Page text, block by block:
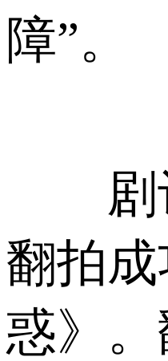
障”。
剧评
翻拍
惑》